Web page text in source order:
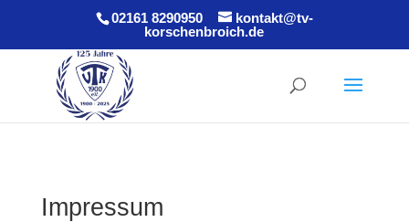
02161 8290950
kontakt@tv-
korschenbroich.de
Impressum